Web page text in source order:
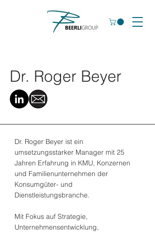
Dr. Roger Beyer
Dr. Roger Beyer ist ein
umsetzungsstarker Manager mit 25
Jahren Erfahrung in KMU, Konzernen
und Familienunternehmen der
Konsumgüter- und
Dienstleistungsbranche.
Mit Fokus auf Strategie,
Unternehmensentwicklung,